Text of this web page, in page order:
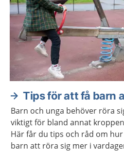
Tips för att få barn
Barn och unga behöver röra
viktigt för bland annat
Här får du tips och råd om
barn att röra sig mer i